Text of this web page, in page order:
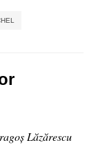
Lăzărescu